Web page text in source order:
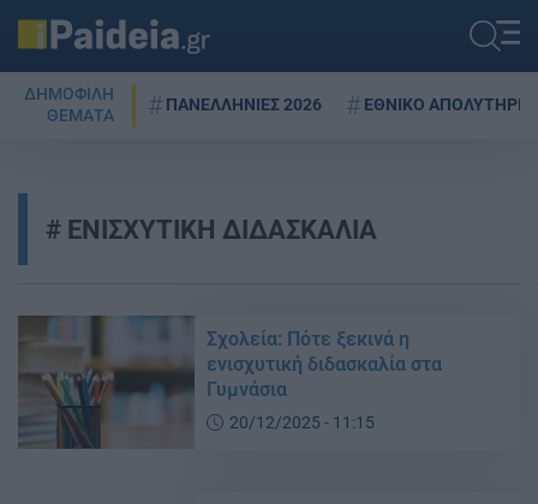
ΔΗΜΟΦΙΛΗ
ΘΕΜΑΤΑ
ΠΑΝΕΛΛΗΝΙΕΣ 2026 ΕΘΝΙΚΟ ΑΠΟΛΥΤΗΡΙΟ
ΕΝΙΣΧΥΤΙΚΗ ΔΙΔΑΣΚΑΛΙΑ
Σχολεία: Πότε ξεκινά η
ενισχυτική διδασκαλία στα
Γυμνάσια
20/12/2025 - 11:15